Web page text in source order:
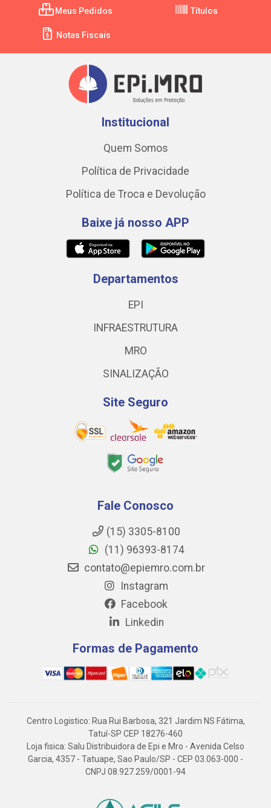
Meus Pedidos Títulos
Notas Fiscais
Institucional
Quem Somos
Política de Privacidade
Política de Troca e Devolução
Baixe já nosso APP
Departamentos
EPI
INFRAESTRUTURA
MRO
SINALIZAÇÃO
Site Seguro
Fale Conosco
(15) 3305-8100
(11) 96393-8174
contato@epiemro.com.br
Instagram
Facebook
Linkedin
Formas de Pagamento
Centro Logistico: Rua Rui Barbosa, 321 Jardim NS Fátima,
Tatuí-SP CEP 18276-460
Loja fisica: Salu Distribuidora de Epi e Mro - Avenida Celso
Garcia, 4357 - Tatuape, Sao Paulo/SP - CEP 03.063-000 -
CNPJ 08.927.259/0001-94